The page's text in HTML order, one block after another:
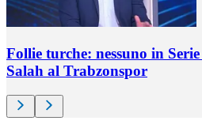
Follie turche: nessuno in
Salah al Trabzonspor